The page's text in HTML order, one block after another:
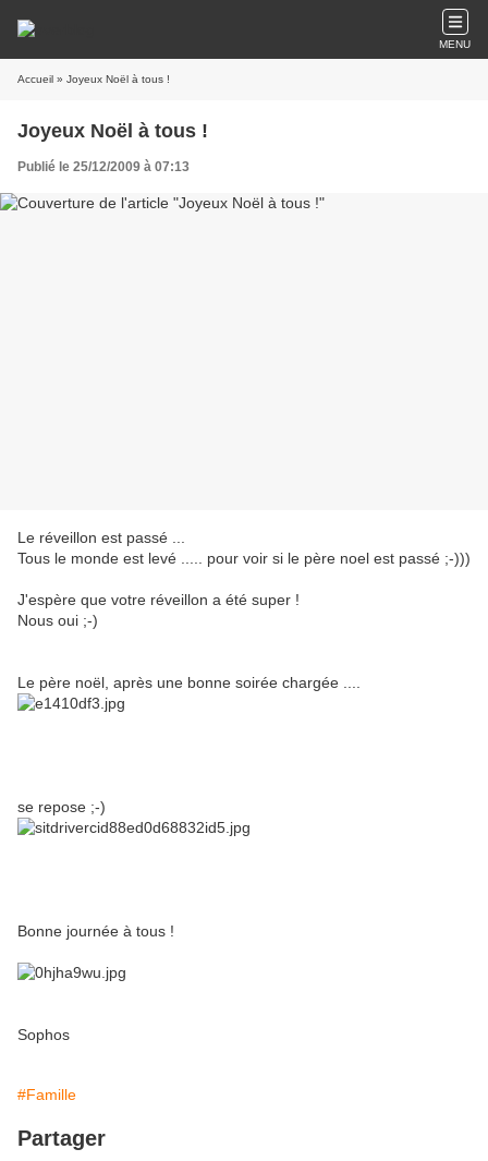
MENU
Accueil » Joyeux Noël à tous !
Joyeux Noël à tous !
Publié le 25/12/2009 à 07:13
Le réveillon est passé ...
Tous le monde est levé ..... pour voir si le père noel est passé ;-)))
J'espère que votre réveillon a été super !
Nous oui ;-)
Le père noël, après une bonne soirée chargée ....
se repose ;-)
Bonne journée à tous !
Sophos
#Famille
Partager